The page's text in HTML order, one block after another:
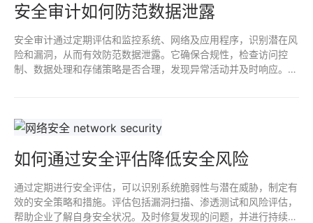
安全审计如何防范数据泄露
安全审计通过定期评估和监控系统、网络及应用程序，识别潜在风
险和漏洞，从而有效防范数据泄露。它确保合规性，检查访问控
制、数据处理和存储策略是否合理，发现异常活动并及时响应。通
如何通过安全评估降低安全风险
通过定期进行安全评估，可以识别系统脆弱性与潜在威胁，制定有
效的安全策略和措施。评估包括漏洞扫描、渗透测试和风险评估，
帮助企业了解自身安全状况。及时修复发现的问题，并进行持续监